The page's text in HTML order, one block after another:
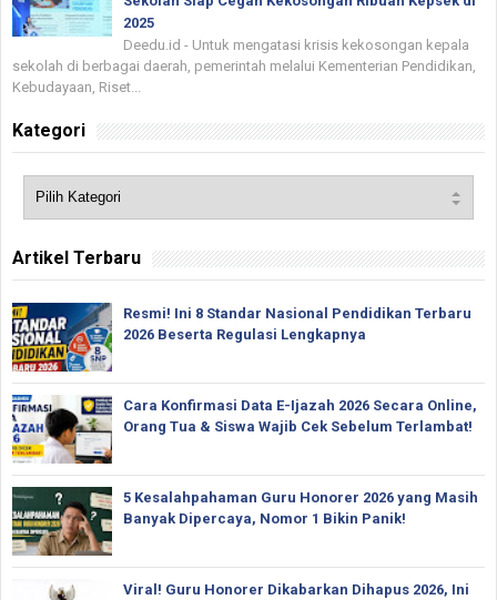
2025
Deedu.id - Untuk mengatasi krisis kekosongan kepala
sekolah di berbagai daerah, pemerintah melalui Kementerian Pendidikan,
Kebudayaan, Riset...
Kategori
Artikel Terbaru
Resmi! Ini 8 Standar Nasional Pendidikan Terbaru
2026 Beserta Regulasi Lengkapnya
Cara Konfirmasi Data E-Ijazah 2026 Secara Online,
Orang Tua & Siswa Wajib Cek Sebelum Terlambat!
5 Kesalahpahaman Guru Honorer 2026 yang Masih
Banyak Dipercaya, Nomor 1 Bikin Panik!
Viral! Guru Honorer Dikabarkan Dihapus 2026, Ini